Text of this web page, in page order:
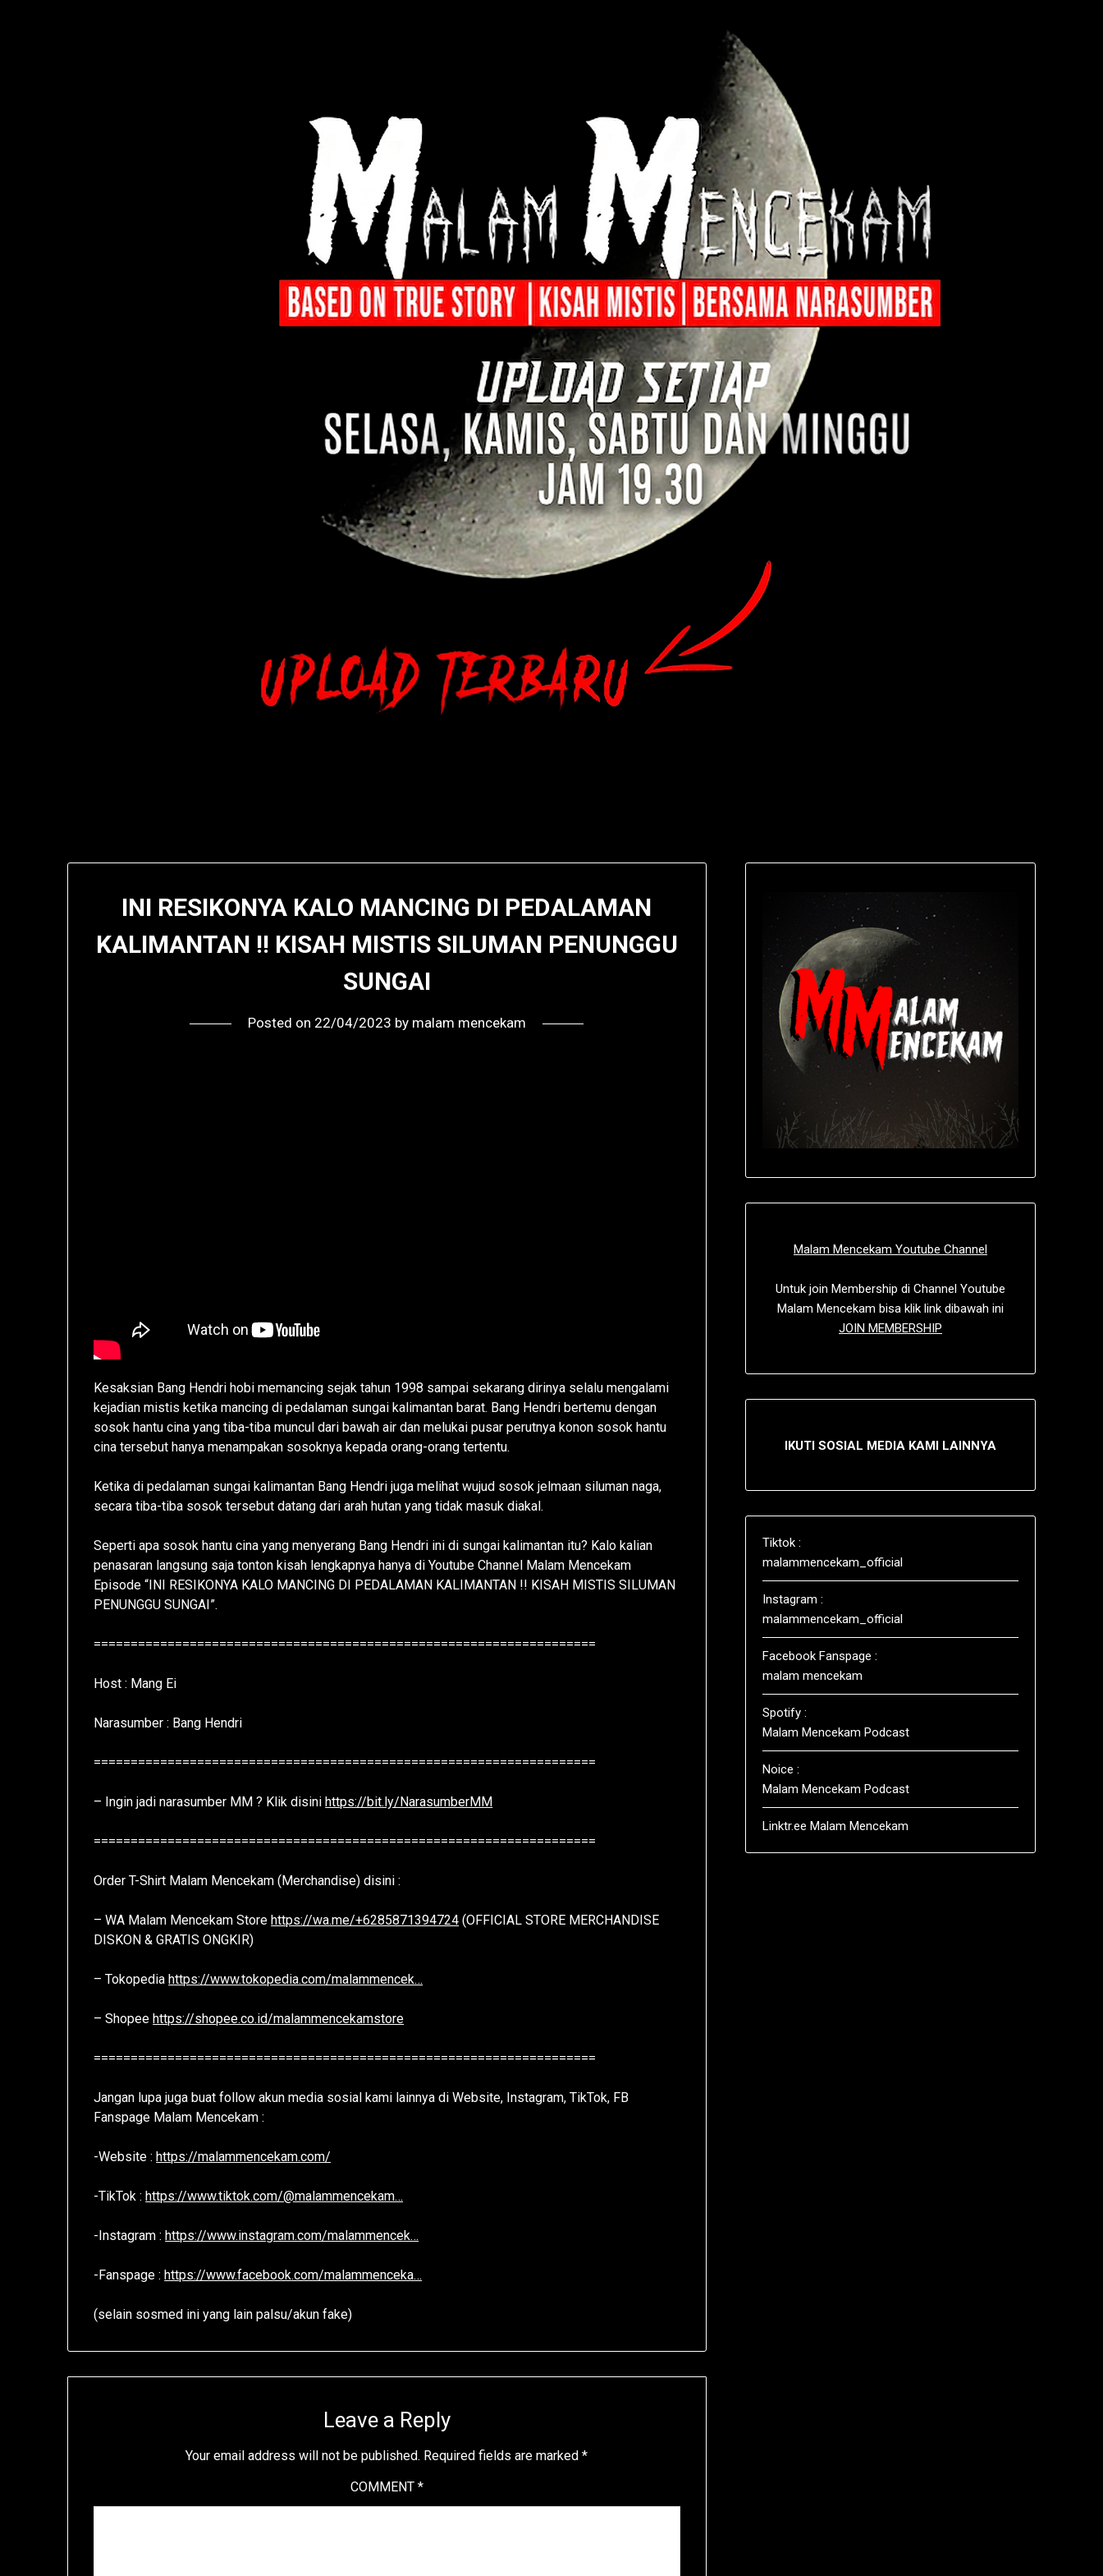
INI RESIKONYA KALO MANCING DI PEDALAMAN
KALIMANTAN !! KISAH MISTIS SILUMAN PENUNGGU
SUNGAI
Posted on 22/04/2023 by malam mencekam
Kesaksian Bang Hendri hobi memancing sejak tahun 1998 sampai sekarang dirinya selalu mengalami
kejadian mistis ketika mancing di pedalaman sungai kalimantan barat. Bang Hendri bertemu dengan
sosok hantu cina yang tiba-tiba muncul dari bawah air dan melukai pusar perutnya konon sosok hantu
cina tersebut hanya menampakan sosoknya kepada orang-orang tertentu.
Ketika di pedalaman sungai kalimantan Bang Hendri juga melihat wujud sosok jelmaan siluman naga,
secara tiba-tiba sosok tersebut datang dari arah hutan yang tidak masuk diakal.
Seperti apa sosok hantu cina yang menyerang Bang Hendri ini di sungai kalimantan itu? Kalo kalian
penasaran langsung saja tonton kisah lengkapnya hanya di Youtube Channel Malam Mencekam
Episode “INI RESIKONYA KALO MANCING DI PEDALAMAN KALIMANTAN !! KISAH MISTIS SILUMAN
PENUNGGU SUNGAI”.
====================================================================
Host : Mang Ei
Narasumber : Bang Hendri
====================================================================
– Ingin jadi narasumber MM ? Klik disini https://bit.ly/NarasumberMM
====================================================================
Order T-Shirt Malam Mencekam (Merchandise) disini :
– WA Malam Mencekam Store https://wa.me/+6285871394724 (OFFICIAL STORE MERCHANDISE
DISKON & GRATIS ONGKIR)
– Tokopedia https://www.tokopedia.com/malammencek…
– Shopee https://shopee.co.id/malammencekamstore
====================================================================
Jangan lupa juga buat follow akun media sosial kami lainnya di Website, Instagram, TikTok, FB
Fanspage Malam Mencekam :
-Website : https://malammencekam.com/
-TikTok : https://www.tiktok.com/@malammencekam…
-Instagram : https://www.instagram.com/malammencek…
-Fanspage : https://www.facebook.com/malammenceka…
(selain sosmed ini yang lain palsu/akun fake)
Leave a Reply
Your email address will not be published. Required fields are marked*
COMMENT *
Malam Mencekam Youtube Channel
Untuk join Membership di Channel Youtube
Malam Mencekam bisa klik link dibawah ini
JOIN MEMBERSHIP
IKUTI SOSIAL MEDIA KAMI LAINNYA
Tiktok :
malammencekam_official
Instagram :
malammencekam_official
Facebook Fanspage :
malam mencekam
Spotify :
Malam Mencekam Podcast
Noice :
Malam Mencekam Podcast
Linktr.ee Malam Mencekam